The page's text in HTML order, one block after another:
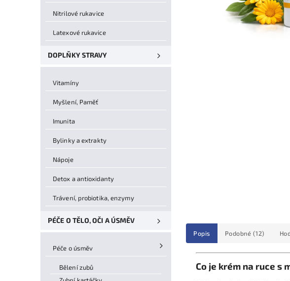
Nitrilové rukavice
Latexové rukavice
DOPLŇKY STRAVY
Vitamíny
Myšlení, Paměť
Imunita
Bylinky a extrakty
Nápoje
Detox a antioxidanty
Trávení, probiotika, enzymy
PÉČE O TĚLO, OČI A ÚSMĚV
Péče o úsměv
Bělení zubů
Popis Podobné (12)
Co je krém na ruce s